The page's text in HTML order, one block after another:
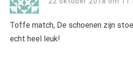
Toffe match, De schoenen zijn
echt heel leuk!